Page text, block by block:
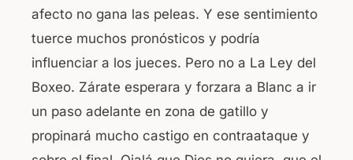
afecto no gana las peleas. Y ese sentimiento
tuerce muchos pronósticos y podría
influenciar a los jueces. Pero no a La Ley del
Boxeo. Zárate esperara y forzara a Blanc a ir
un paso adelante en zona de gatillo y
propinará mucho castigo en contraataque y